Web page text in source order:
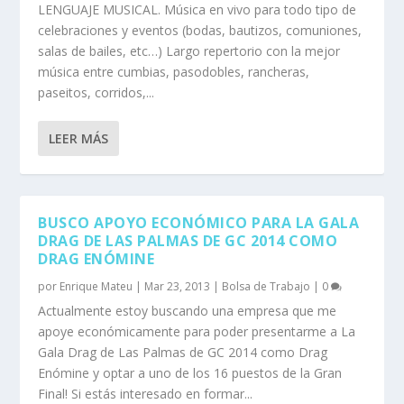
LENGUAJE MUSICAL. Música en vivo para todo tipo de
celebraciones y eventos (bodas, bautizos, comuniones,
salas de bailes, etc…) Largo repertorio con la mejor
música entre cumbias, pasodobles, rancheras,
paseitos, corridos,...
LEER MÁS
BUSCO APOYO ECONÓMICO PARA LA GALA
DRAG DE LAS PALMAS DE GC 2014 COMO
DRAG ENÓMINE
por Enrique Mateu | Mar 23, 2013 | Bolsa de Trabajo | 0
Actualmente estoy buscando una empresa que me
apoye económicamente para poder presentarme a La
Gala Drag de Las Palmas de GC 2014 como Drag
Enómine y optar a uno de los 16 puestos de la Gran
Final! Si estás interesado en formar...